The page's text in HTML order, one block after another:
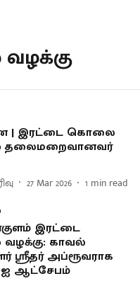
| இரட்டை கொலை
தலைமறைவானவர்
27 Mar 2026 1 min read
இரட்டை
காவல்
ஸ்ரீதர் அப்ரூவராக
ஆட்சேபம்